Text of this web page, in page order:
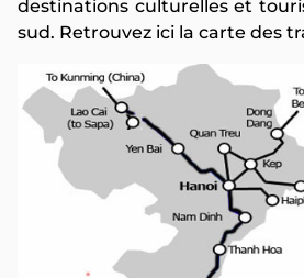
destinations culturelles et
sud. Retrouvez ici la carte des